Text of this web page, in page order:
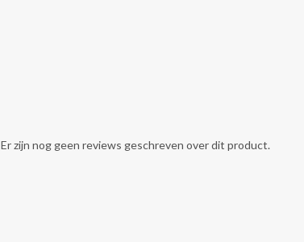
Er zijn nog geen reviews geschreven over dit product.